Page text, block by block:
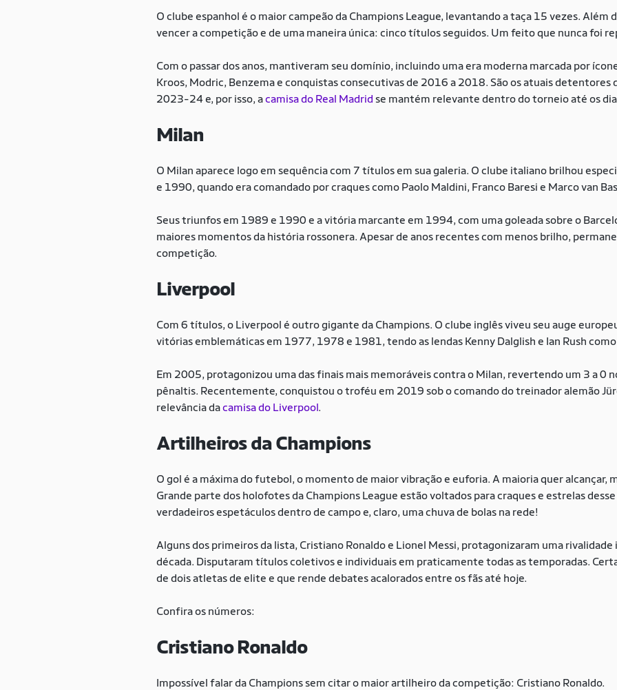
O clube espanhol é o maior campeão da Champions League, levantando a taça 15 vezes. Além
vencer a competição e de uma maneira única: cinco títulos seguidos. Um feito que nunca foi
Com o passar dos anos, mantiveram seu domínio, incluindo uma era moderna marcada por
Kroos, Modric, Benzema e conquistas consecutivas de 2016 a 2018. São os atuais
2023-24 e, por isso, acamisa do Real Madrid se mantém relevante dentro do torneio até os
Milan
O Milan aparece logo em sequência com 7 títulos em sua galeria. O clube italiano brilhou
e 1990, quando era comandado por craques como Paolo Maldini, Franco Baresi e Marco van
Seus triunfos em 1989 e 1990 e a vitória marcante em 1994, com uma goleada sobre o
maiores momentos da história rossonera. Apesar de anos recentes com menos brilho,
competição.
Liverpool
Com 6 títulos, o Liverpool é outro gigante da Champions. O clube inglês viveu seu auge
vitórias emblemáticas em 1977, 1978 e 1981, tendo as lendas Kenny Dalglish e Ian Rush
Em 2005, protagonizou uma das finais mais memoráveis contra o Milan, revertendo um 3 a 0
pênaltis. Recentemente, conquistou o troféu em 2019 sob o comando do treinador alemão
relevância dacamisa do Liverpool.
Artilheiros da Champions
O gol é a máxima do futebol, o momento de maior vibração e euforia. A maioria quer alcançar,
Grande parte dos holofotes da Champions League estão voltados para craques e estrelas
verdadeiros espetáculos dentro de campo e, claro, uma chuva de bolas na rede!
Alguns dos primeiros da lista, Cristiano Ronaldo e Lionel Messi, protagonizaram uma rivalidade
década. Disputaram títulos coletivos e individuais em praticamente todas as temporadas.
de dois atletas de elite e que rende debates acalorados entre os fãs até hoje.
Confira os números:
Cristiano Ronaldo
Impossível falar da Champions sem citar o maior artilheiro da competição: Cristiano Ronaldo.